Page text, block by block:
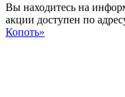
Вы находитесь на
акции доступен по
Копоть»